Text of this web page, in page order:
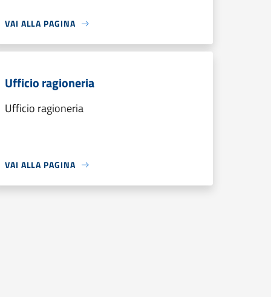
VAI ALLA PAGINA
Ufficio ragioneria
Ufficio ragioneria
VAI ALLA PAGINA